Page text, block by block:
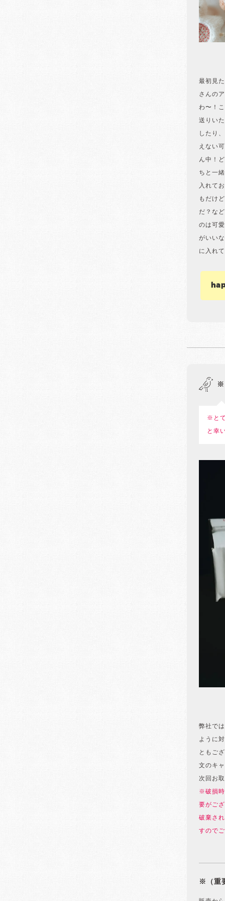
最初見
さんの
わ〜！
送りい
したり
えない
ん中！
ちと一
入れて
もだけ
だ？な
のは可
がいい
に入れ
※
※と
と幸
弊社で
ように
ともご
文のキ
次回お
※破損時
要がご
破棄さ
すので
※（重